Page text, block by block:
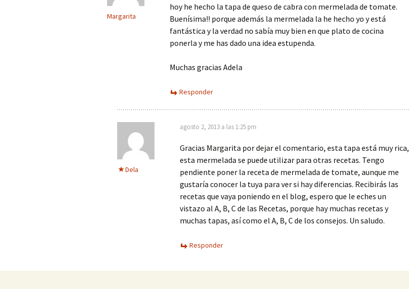
Margarita
hoy he hecho la tapa de queso de cabra con mermelada de tomate.
Buenísima!! porque además la mermelada la he hecho yo y está
fantástica y la verdad no sabía muy bien en que plato de cocina
ponerla y me has dado una idea estupenda.
Muchas gracias Adela
Responder
Dela
agosto 2, 2013 a las 1:25 pm
Gracias Margarita por dejar el comentario, esta tapa está muy rica,
esta mermelada se puede utilizar para otras recetas. Tengo
pendiente poner la receta de mermelada de tomate, aunque me
gustaría conocer la tuya para ver si hay diferencias. Recibirás las
recetas que vaya poniendo en el blog, espero que le eches un
vistazo al A, B, C de las Recetas, porque hay muchas recetas y
muchas tapas, así como el A, B, C de los consejos. Un saludo.
Responder